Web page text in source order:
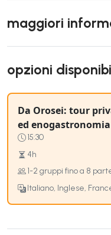
maggiori
opzioni
Da Orosei: tour
ed enogastronomia
15:30
4h
1-2 gruppi fino a 8
Italiano, Inglese,